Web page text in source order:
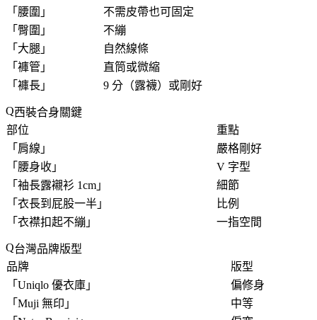
「 腰圍 」
不需皮帶也可固定
「 臀圍 」
不繃
「 大腿 」
自然線條
「 褲管 」
直筒或微縮
「 褲長 」 9 分（露襪）或剛好
西裝合身關鍵
部位
重點
「 肩線 」
嚴格剛好
「 腰身收 」
V 字型
「 袖長露襯衫 1cm 」
細節
「 衣長到屁股一半 」
比例
「 衣襟扣起不繃 」 一指空間
台灣品牌版型
品牌
版型
「 Uniqlo 優衣庫 」
偏修身
「 Muji 無印 」
中等